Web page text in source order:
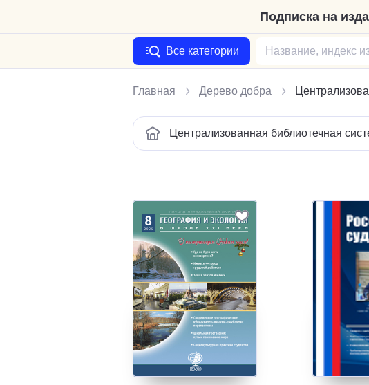
Подписка на
Все категории
Главная Дерево добра
Централизованная библиотечная